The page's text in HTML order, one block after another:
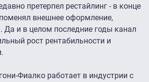
претерпел рестайлинг - в конце
внешнее оформление,
Да и в целом последние годы канал
рост рентабильности и
Фиалко работает в индустрии с